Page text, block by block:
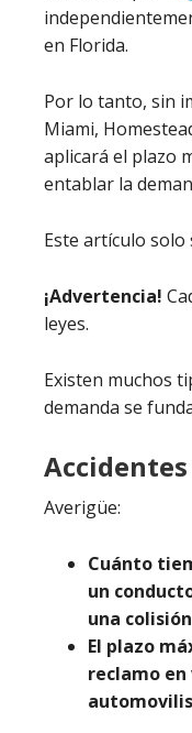
en Florida.
Por lo tanto, sin
Miami,
aplicará el plazo
entablar la
Este artículo solo
¡Advertencia!
leyes.
Existen muchos
demanda se
Averigüe:
Cuánto
un
una
El plazo
reclamo